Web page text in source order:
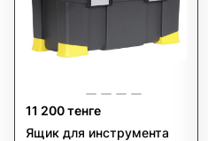
11 200 тенге
Ящик для инструмента